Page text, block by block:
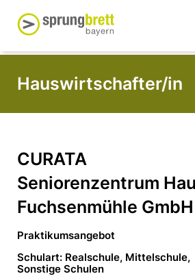
Hauswirtschafter/in
CURATA
Seniorenzentrum
Fuchsenmühle GmbH
Praktikumsangebot
Schulart: Realschule, Mittelschule,
Sonstige Schulen